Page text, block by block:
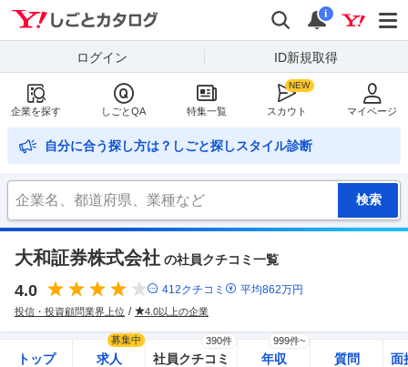
検索
通知
i
ログイン ID新規取得
企業を探す しごとQA 特集一覧 スカウト マイページ
自分に合う探し方は？しごと探しスタイル診断
大和証券株式会社 の社員クチコミ一覧
4.0 412クチコミ 平均862万円
投信・投資顧問業界上位 4.0以上の企業
トップ 求人
募集中
社員クチコミ
390件
年収
999件~
質問 面